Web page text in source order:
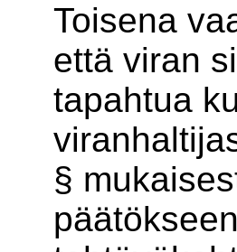
Toisena
että viran
tapahtua
§